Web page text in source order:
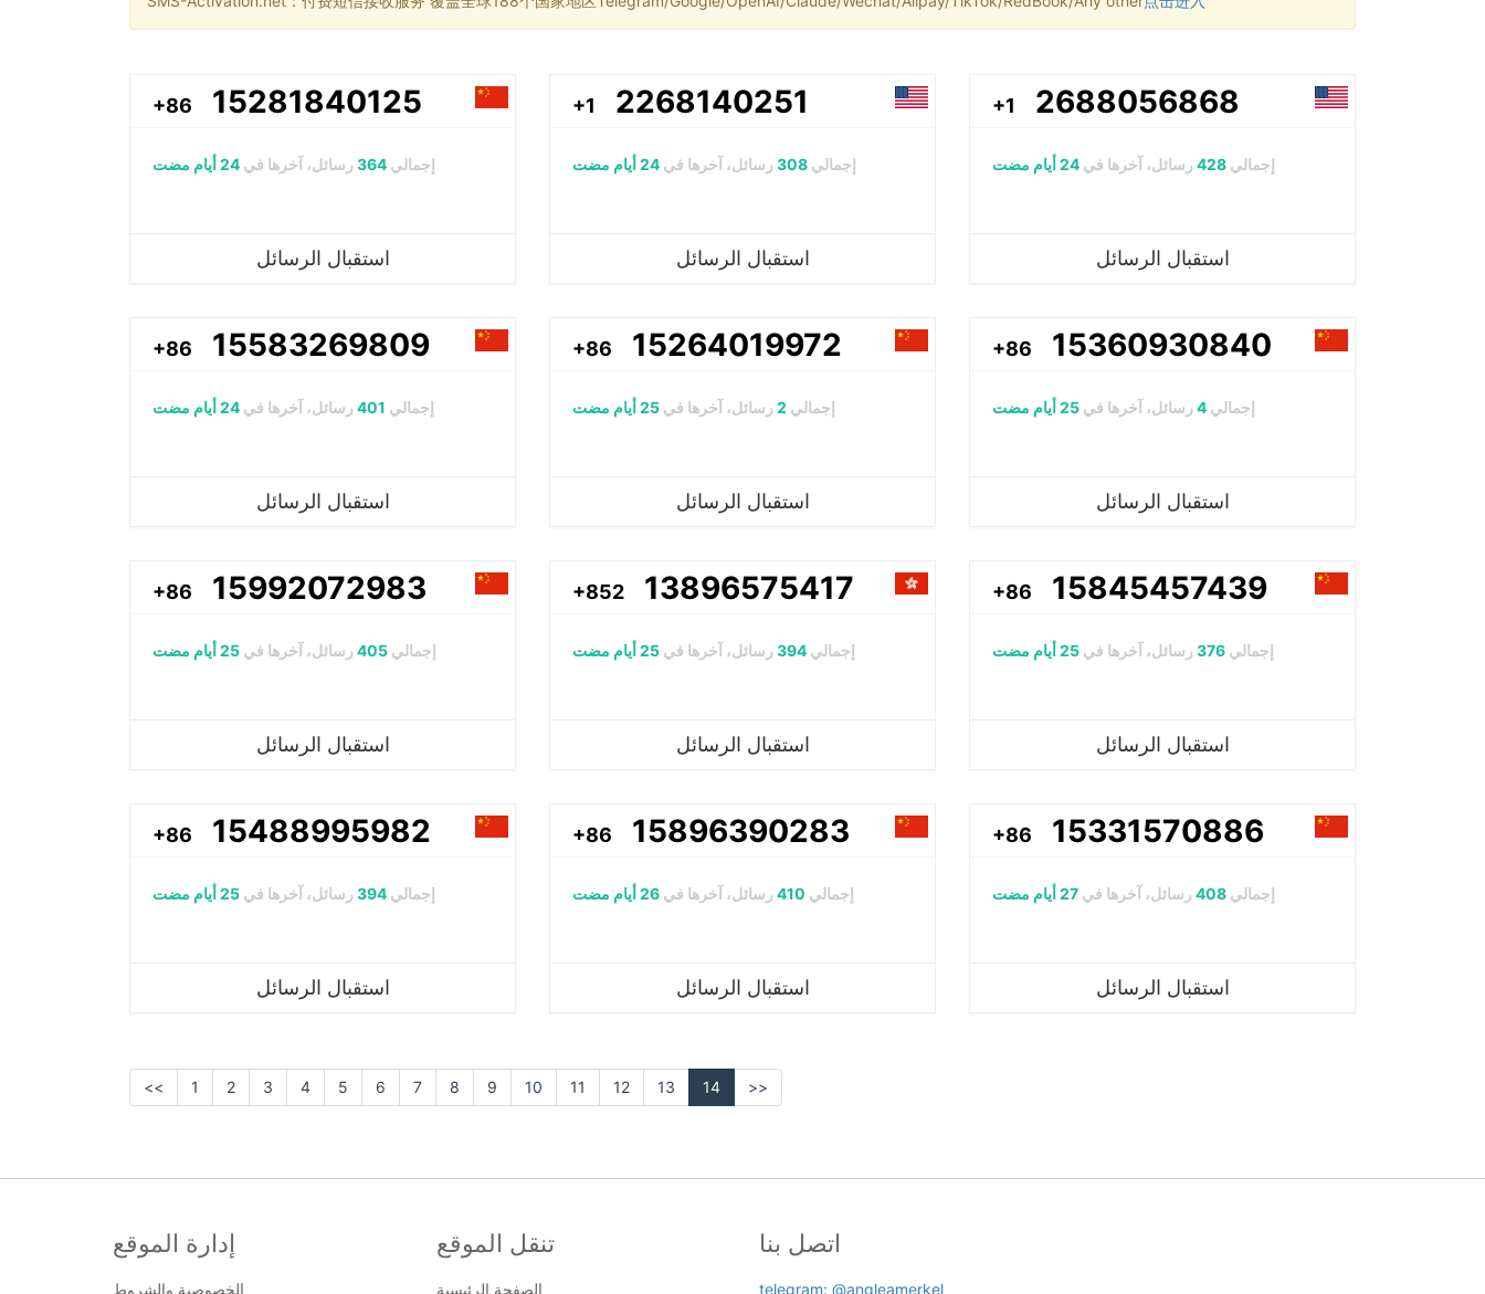
+86 15281840125
إجمالي 364 رسائل، آخرها في 24 أيام مضت
استقبال الرسائل
+1 2268140251
إجمالي 308 رسائل، آخرها في 24 أيام مضت
استقبال الرسائل
+1 2688056868
إجمالي 428 رسائل، آخرها في 24 أيام مضت
استقبال الرسائل
+86 15583269809
إجمالي 401 رسائل، آخرها في 24 أيام مضت
استقبال الرسائل
+86 15264019972
إجمالي 2 رسائل، آخرها في 25 أيام مضت
استقبال الرسائل
+86 15360930840
إجمالي 4 رسائل، آخرها في 25 أيام مضت
استقبال الرسائل
+86 15992072983
إجمالي 405 رسائل، آخرها في 25 أيام مضت
استقبال الرسائل
+852 13896575417
إجمالي 394 رسائل، آخرها في 25 أيام مضت
استقبال الرسائل
+86 15845457439
إجمالي 376 رسائل، آخرها في 25 أيام مضت
استقبال الرسائل
+86 15488995982
إجمالي 394 رسائل، آخرها في 25 أيام مضت
استقبال الرسائل
+86 15896390283
إجمالي 410 رسائل، آخرها في 26 أيام مضت
استقبال الرسائل
+86 15331570886
إجمالي 408 رسائل، آخرها في 27 أيام مضت
استقبال الرسائل
<< 1 2 3 4 5 6 7 8 9 10 11 12 13 14 >>
إدارة الموقع
الخصوصية والشروط
تنقل الموقع
الصفحة الرئيسية
اتصل بنا
telegram: @angleamerkel